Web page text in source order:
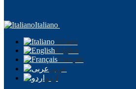
Italiano
Italiano
English
Français
عربى
اردو